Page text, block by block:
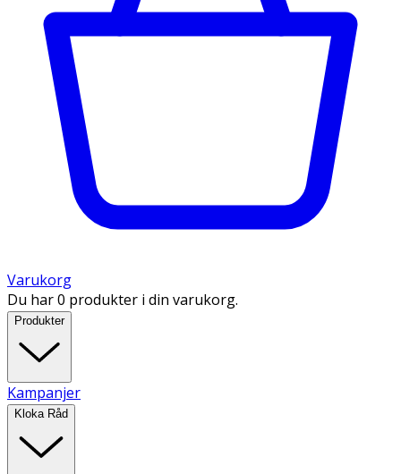
Varukorg
Du har 0 produkter i din varukorg.
Produkter
Kampanjer
Kloka Råd